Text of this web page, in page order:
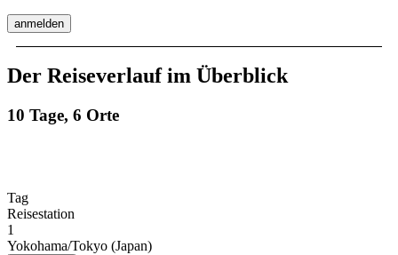
anmelden
Der Reiseverlauf im Überblick
10 Tage, 6 Orte
Tag
Reisestation
1
Yokohama/Tokyo (Japan)